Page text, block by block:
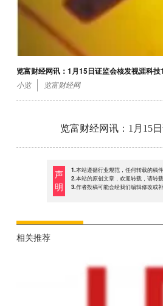
览富财经网讯：1月15日证监会核发视涯科技
小览 览富财经网
览富财经网讯：1月15
声
明
1.本站遵循行业规范，任何转载的稿
2.本站的原创文章，欢迎转载，请转
3.作者投稿可能会经我们编辑修改或补
相关推荐